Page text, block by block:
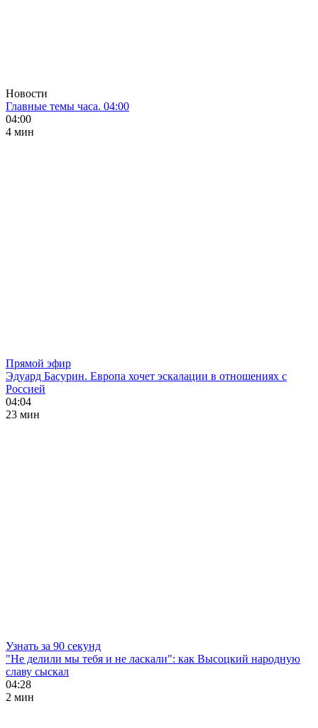
Новости
Главные темы часа. 04:00
04:00
4 мин
Прямой эфир
Эдуард Басурин. Европа хочет эскалации в отношениях с
Россией
04:04
23 мин
Узнать за 90 секунд
"Не делили мы тебя и не ласкали": как Высоцкий народную
славу сыскал
04:28
2 мин